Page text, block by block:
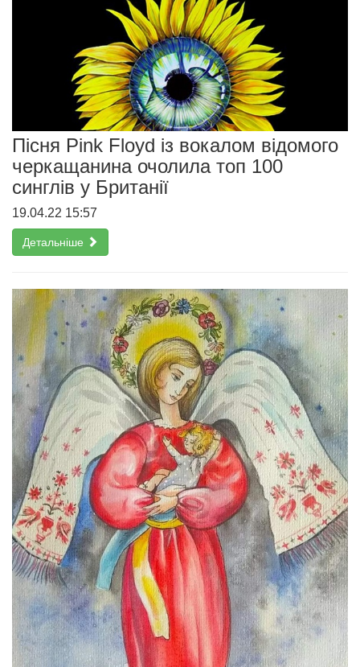
Пісня Pink Floyd із вокалом відомого
черкащанина очолила топ 100
синглів у Британії
19.04.22 15:57
Детальніше